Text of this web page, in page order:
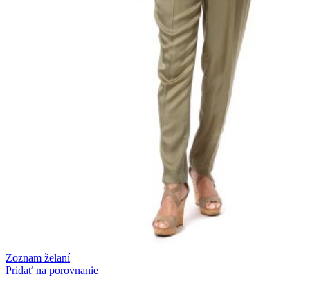
Zoznam želaní
Pridať na porovnanie